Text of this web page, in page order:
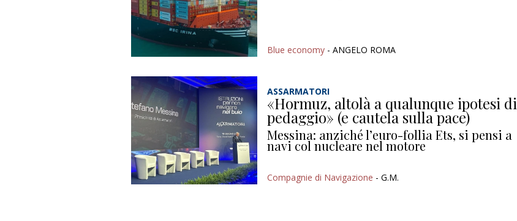
Blue economy - ANGELO ROMA
ASSARMATORI
«Hormuz, altolà a qualunque ipotesi di
pedaggio» (e cautela sulla pace)
Messina: anziché l’euro-follia Ets, si pensi a
navi col nucleare nel motore
Compagnie di Navigazione - G.M.